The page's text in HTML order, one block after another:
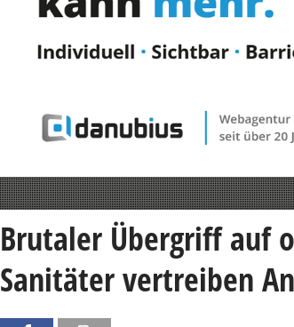
Brutaler Übergriff auf
Sanitäter vertreiben